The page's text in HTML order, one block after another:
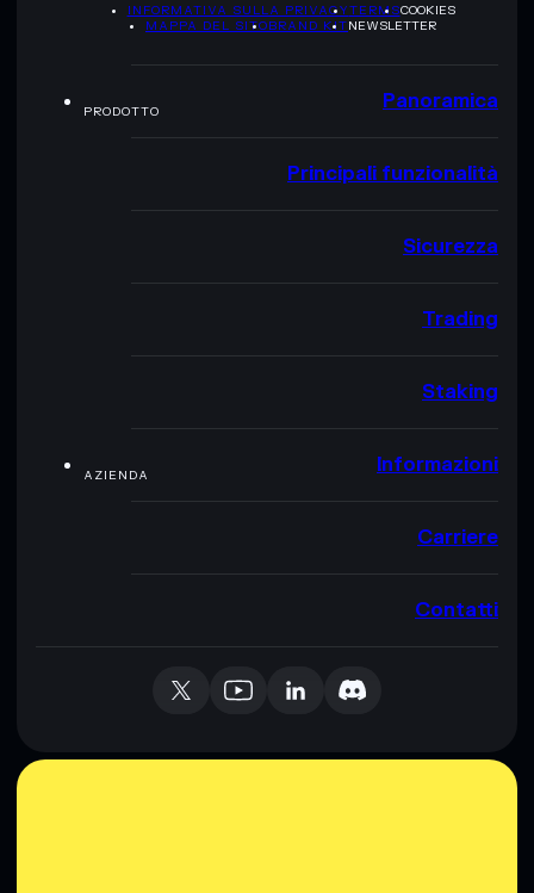
INFORMATIVA SULLA PRIVACYTERMSCOOKIES
MAPPA DEL SITOBRAND KITNEWSLETTER
PRODOTTO Panoramica
Principali funzionalità
Sicurezza
Trading
Staking
AZIENDA Informazioni
Carriere
Contatti